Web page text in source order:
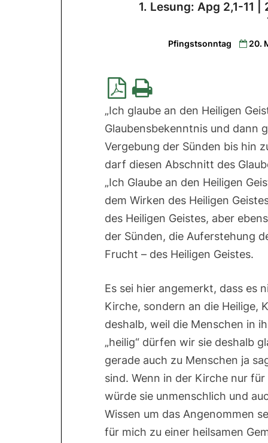
1. Lesung: Apg 2,1-11
Pfingstsonntag 20.
„Ich glaube an den Heiligen
Glaubensbekenntnis und dann
Vergebung der Sünden bis hin
darf diesen Abschnitt des
„Ich Glaube an den Heiligen
dem Wirken des Heiligen
des Heiligen Geistes, aber
der Sünden, die Auferstehung
Frucht – des Heiligen Geistes.
Es sei hier angemerkt, dass es
Kirche, sondern an die Heilige,
deshalb, weil die Menschen in
„heilig“ dürfen wir sie deshalb
gerade auch zu Menschen ja
sind. Wenn in der Kirche nur
würde sie unmenschlich und
Wissen um das Angenommen
für mich zu einer heilsamen